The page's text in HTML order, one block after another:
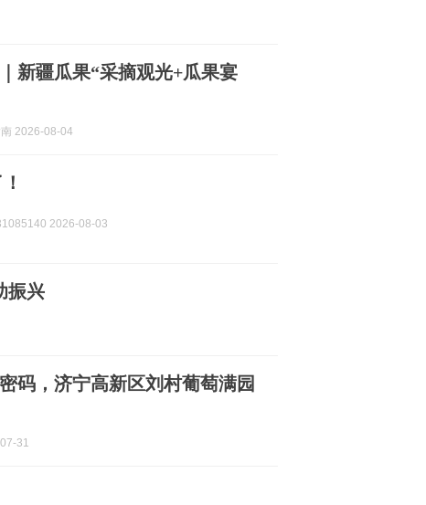
新疆瓜果“采摘观光+瓜果宴
2026-08-04
2026-08-03
振兴
码，济宁高新区刘村葡萄满园
31